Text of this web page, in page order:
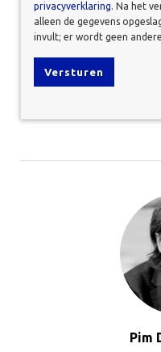
privacyverklaring. Na het
alleen de gegevens
invult; er wordt geen
Pim